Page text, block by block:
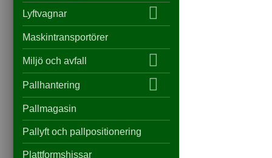
Lyftvagnar
Maskintransportörer
Miljö och avfall
Pallhantering
Pallmagasin
Pallyft och pallpositionering
Plattformshissar